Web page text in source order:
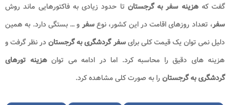
گفت کههزینه سفر به گرجستان تا حدود زیادی به فاکتورهایی ماند روش
سفر، تعداد روزهای اقامت در این کشور، نوعسفرو … بستگی دارد. به همین
دلیل نمی توان یک قیمت کلی برایسفر گردشگری به گرجستاندر نظر گرفت و
هزینه های دقیق را محاسبه کرد. اما در ادامه می توانهزینه تورهای
گردشگری به گرجستان را به صورت کلی مشاهده کرد.